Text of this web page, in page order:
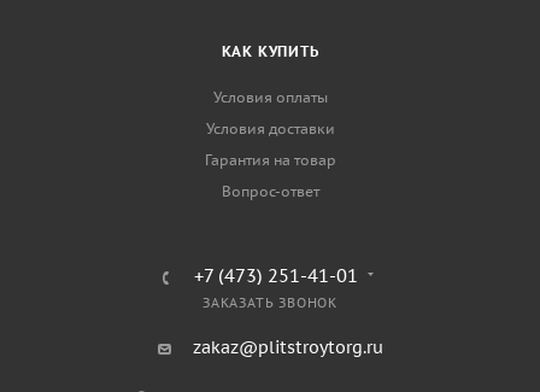
КАК КУПИТЬ
Условия оплаты
Условия доставки
Гарантия на товар
Вопрос-ответ
+7 (473) 251-41-01
ЗАКАЗАТЬ ЗВОНОК
zakaz@plitstroytorg.ru